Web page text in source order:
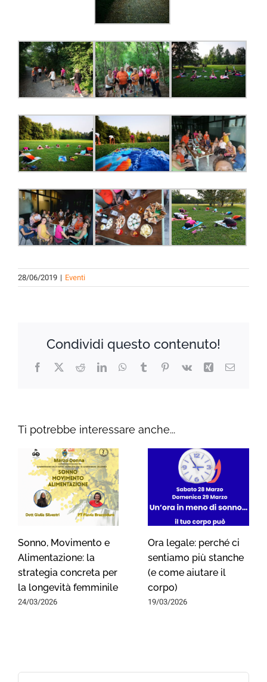
28/06/2019 | Eventi
Condividi questo contenuto!
Facebook
X RedditLinkedInWhatsApp
TumblrPinterest
Vk Xing Email
Ti potrebbe interessare anche...
Sonno, Movimento e
Alimentazione: la
strategia concreta per
la longevità femminile
24/03/2026
Ora legale: perché ci
sentiamo più stanche
(e come aiutare il
corpo)
19/03/2026
Search